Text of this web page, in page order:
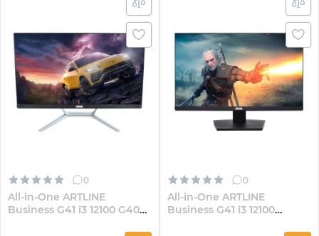
0
All-in-One ARTLINE
Business G41 i3 12100 G40
0
All-in-One ARTLINE
Business G41 i3 12100